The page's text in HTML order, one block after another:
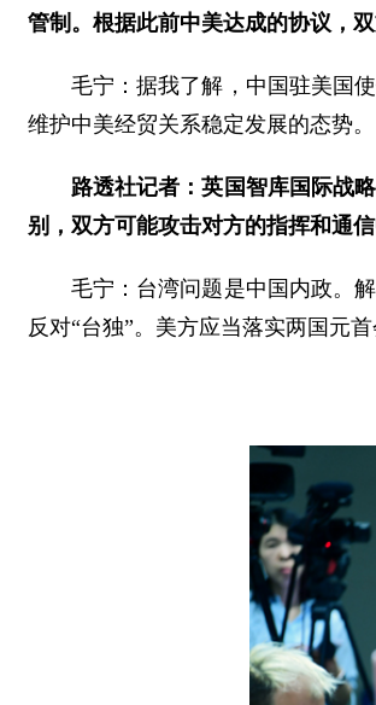
管制。根据此前中美达成的协议，
毛宁：据我了解，中国驻美国
维护中美经贸关系稳定发展的态势。
路透社记者：英国智库国际战
别，双方可能攻击对方的指挥和通
毛宁：台湾问题是中国内政。
反对“台独”。美方应当落实两国元